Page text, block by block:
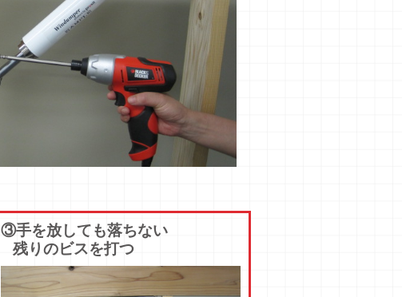
③手を放しても落ちない
残りのビスを打つ